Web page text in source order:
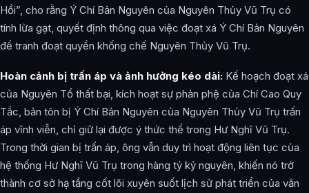
Hồi”, cho rằng Ý Chí Bản Nguyên của Nguyên Thủy Vũ Trụ có
tính lừa gạt, quyết định thông qua việc đoạt xá Ý Chí Bản Nguyên
để tranh đoạt quyền khống chế Nguyên Thủy Vũ Trụ.
Hoàn cảnh bị trấn áp và ảnh hưởng kéo dài: Kế hoạch đoạt xá
của Nguyên Tổ thất bại, kích hoạt sự phản phệ của Chí Cao Quy
Tắc, bản tôn bị Ý Chí Bản Nguyên của Nguyên Thủy Vũ Trụ trấn
áp vĩnh viễn, chỉ giữ lại được ý thức thể trong Hư Nghĩ Vũ Trụ.
Trong thời gian bị trấn áp, ông vẫn duy trì hoạt động liên tục của
hệ thống Hư Nghĩ Vũ Trụ trong hàng tỷ kỷ nguyên, khiến nó trở
thành cơ sở hạ tầng cốt lõi xuyên suốt lịch sử phát triển của văn